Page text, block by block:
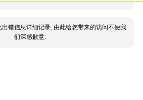
出错信息详细记录, 由此给您带来的访问不便我
们深感歉意.